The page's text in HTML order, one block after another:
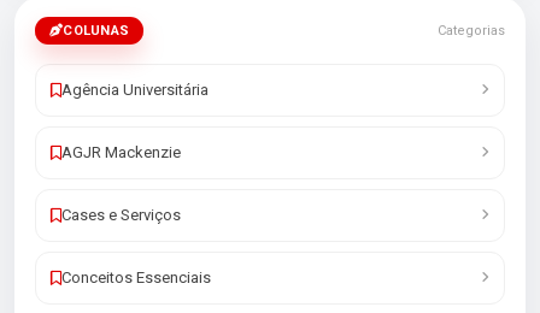
COLUNAS Categorias
Agência Universitária
AGJR Mackenzie
Cases e Serviços
Conceitos Essenciais